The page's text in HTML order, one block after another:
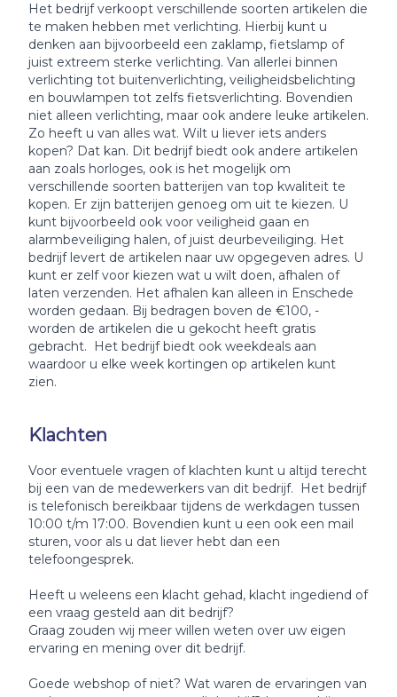
Het bedrijf verkoopt verschillende soorten artikelen die
te maken hebben met verlichting. Hierbij kunt u
denken aan bijvoorbeeld een zaklamp, fietslamp of
juist extreem sterke verlichting. Van allerlei binnen
verlichting tot buitenverlichting, veiligheidsbelichting
en bouwlampen tot zelfs fietsverlichting. Bovendien
niet alleen verlichting, maar ook andere leuke artikelen.
Zo heeft u van alles wat. Wilt u liever iets anders
kopen? Dat kan. Dit bedrijf biedt ook andere artikelen
aan zoals horloges, ook is het mogelijk om
verschillende soorten batterijen van top kwaliteit te
kopen. Er zijn batterijen genoeg om uit te kiezen. U
kunt bijvoorbeeld ook voor veiligheid gaan en
alarmbeveiliging halen, of juist deurbeveiliging. Het
bedrijf levert de artikelen naar uw opgegeven adres. U
kunt er zelf voor kiezen wat u wilt doen, afhalen of
laten verzenden. Het afhalen kan alleen in Enschede
worden gedaan. Bij bedragen boven de €100, -
worden de artikelen die u gekocht heeft gratis
gebracht. Het bedrijf biedt ook weekdeals aan
waardoor u elke week kortingen op artikelen kunt
zien.
Klachten
Voor eventuele vragen of klachten kunt u altijd terecht
bij een van de medewerkers van dit bedrijf. Het bedrijf
is telefonisch bereikbaar tijdens de werkdagen tussen
10:00 t/m 17:00. Bovendien kunt u een ook een mail
sturen, voor als u dat liever hebt dan een
telefoongesprek.
Heeft u weleens een klacht gehad, klacht ingediend of
een vraag gesteld aan dit bedrijf?
Graag zouden wij meer willen weten over uw eigen
ervaring en mening over dit bedrijf.
Goede webshop of niet? Wat waren de ervaringen van